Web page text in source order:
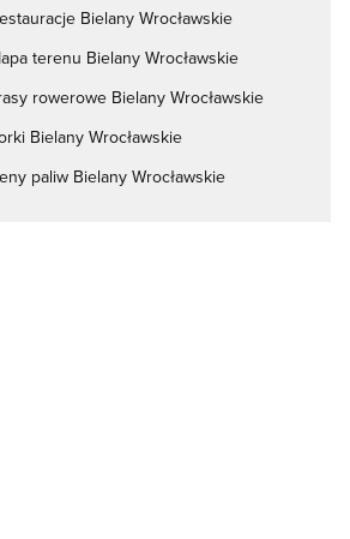
Bielany Wrocławskie
terenu Bielany Wrocławskie
rowerowe Bielany Wrocławskie
Bielany Wrocławskie
paliw Bielany Wrocławskie